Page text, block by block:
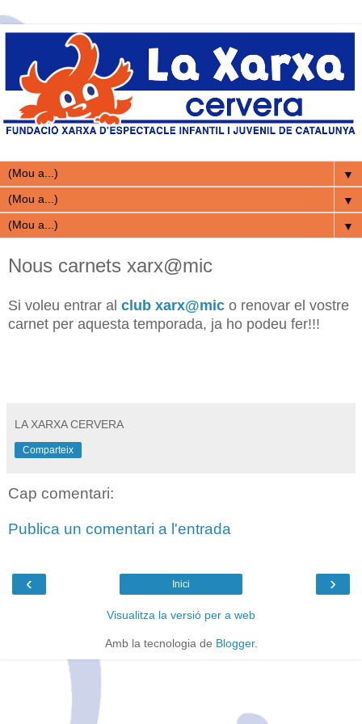
▼
▼
▼
Nous carnets xarx@mic
Si voleu entrar al club xarx@mic o renovar el vostre
carnet per aquesta temporada, ja ho podeu fer!!!
LA XARXA CERVERA
Comparteix
Cap comentari:
Publica un comentari a l'entrada
‹ ›
Inici
Visualitza la versió per a web
Amb la tecnologia de Blogger.